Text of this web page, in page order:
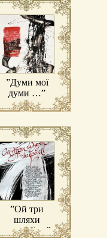
”Думи мої
думи …”
”Ой три
шляхи
широкії …”